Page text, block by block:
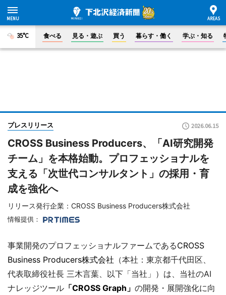
35°C 食べる 見る・遊ぶ 買う 暮らす・働く 学ぶ・知る
プレスリリース 2026.06.15
CROSS Business Producers、「AI研究開発
チーム」を本格始動。プロフェッショナルを
支える「次世代コンサルタント」の採用・育
成を強化へ
リリース発行企業：CROSS Business Producers株式会社
情報提供：
事業開発のプロフェッショナルファームであるCROSS
Business Producers株式会社 （本社：東京都千代田区、
代表取締役社長 三木言葉、以下「当社」）は、当社のAI
ナレッジツール 「CROSS Graph」 の開発・展開強化に向